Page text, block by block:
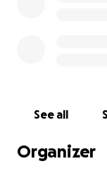
See all
Organizer